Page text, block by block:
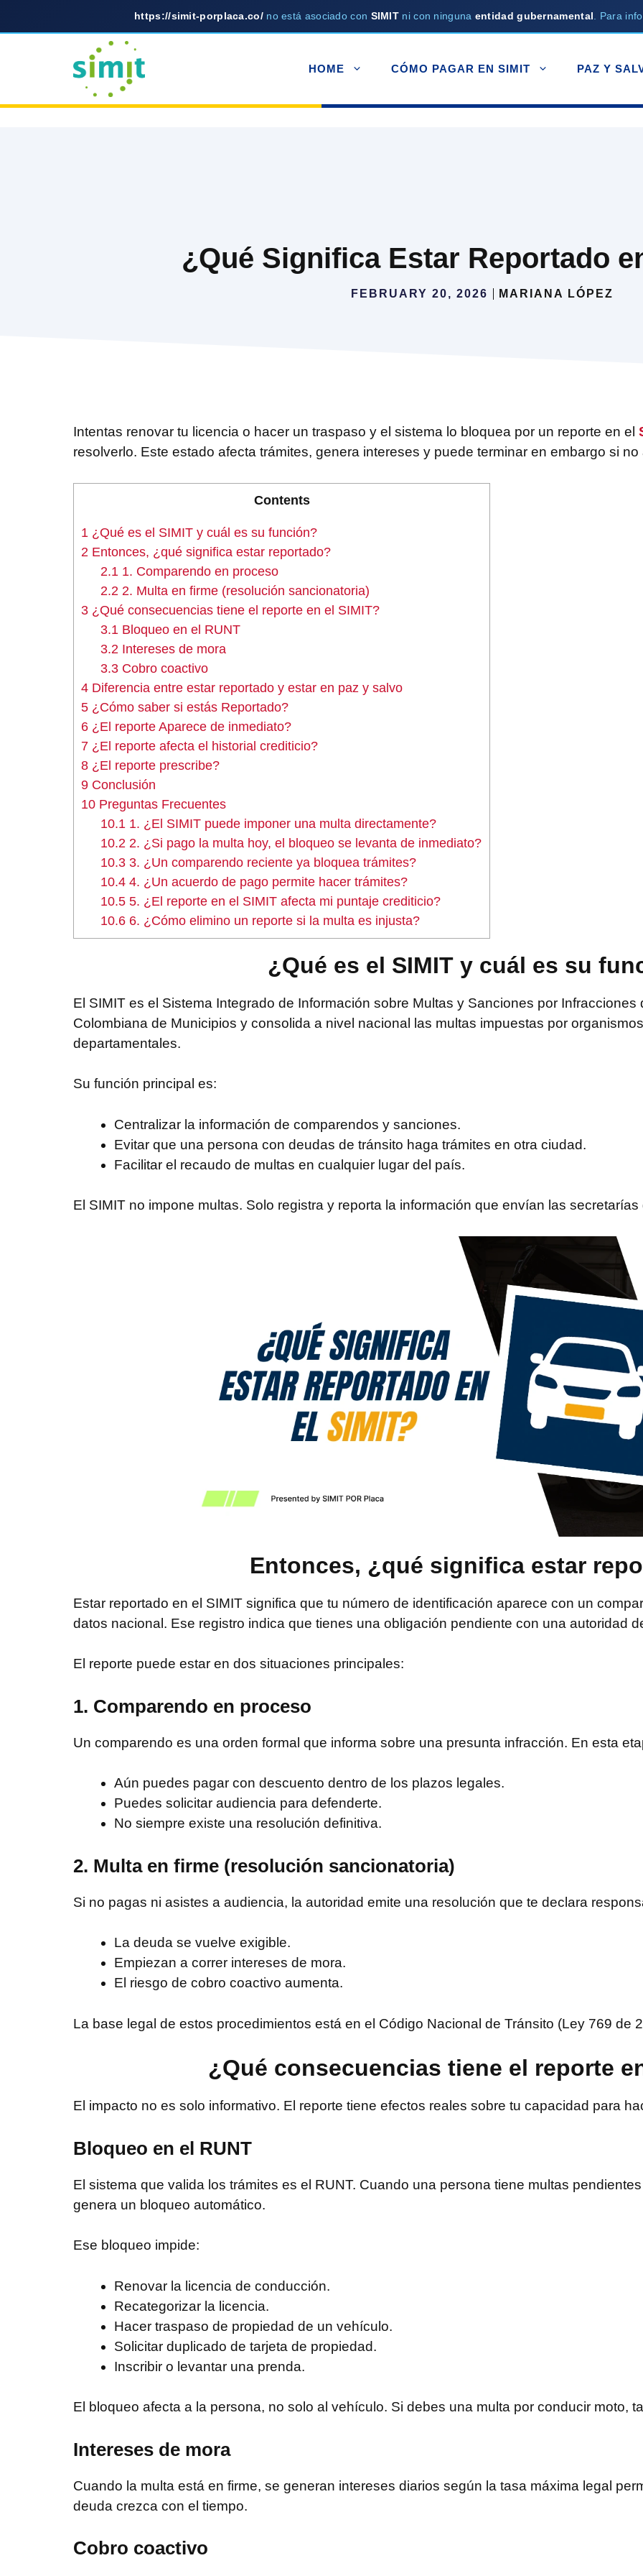
https://simit-porplaca.co/no está asociado con SIMIT ni con ninguna entidad gubernamental . Para
HOME CÓMO PAGAR EN SIMIT PAZ Y
¿Qué Significa Estar Reportado
FEBRUARY 20, 2026 MARIANA LÓPEZ
Intentas renovar tu licencia o hacer un traspaso y el sistema lo bloquea por un reporte en el
resolverlo. Este estado afecta trámites, genera intereses y puede terminar en embargo si
Contents
1 ¿Qué es el SIMIT y cuál es su función?
2 Entonces, ¿qué significa estar reportado?
2.1 1. Comparendo en proceso
2.2 2. Multa en firme (resolución sancionatoria)
3 ¿Qué consecuencias tiene el reporte en el SIMIT?
3.1 Bloqueo en el RUNT
3.2 Intereses de mora
3.3 Cobro coactivo
4 Diferencia entre estar reportado y estar en paz y salvo
5 ¿Cómo saber si estás Reportado?
6 ¿El reporte Aparece de inmediato?
7 ¿El reporte afecta el historial crediticio?
8 ¿El reporte prescribe?
9 Conclusión
10 Preguntas Frecuentes
10.1 1. ¿El SIMIT puede imponer una multa directamente?
10.2 2. ¿Si pago la multa hoy, el bloqueo se levanta de inmediato?
10.3 3. ¿Un comparendo reciente ya bloquea trámites?
10.4 4. ¿Un acuerdo de pago permite hacer trámites?
10.5 5. ¿El reporte en el SIMIT afecta mi puntaje crediticio?
10.6 6. ¿Cómo elimino un reporte si la multa es injusta?
¿Qué es el SIMIT y cuál es su
El SIMIT es el Sistema Integrado de Información sobre Multas y Sanciones por
Colombiana de Municipios y consolida a nivel nacional las multas impuestas por
departamentales.
Su función principal es:
Centralizar la información de comparendos y sanciones.
Evitar que una persona con deudas de tránsito haga trámites en otra ciudad.
Facilitar el recaudo de multas en cualquier lugar del país.
El SIMIT no impone multas. Solo registra y reporta la información que envían las secretarías
Entonces, ¿qué significa estar
Estar reportado en el SIMIT significa que tu número de identificación aparece con un
datos nacional. Ese registro indica que tienes una obligación pendiente con una autoridad
El reporte puede estar en dos situaciones principales:
1. Comparendo en proceso
Un comparendo es una orden formal que informa sobre una presunta infracción. En esta
Aún puedes pagar con descuento dentro de los plazos legales.
Puedes solicitar audiencia para defenderte.
No siempre existe una resolución definitiva.
2. Multa en firme (resolución sancionatoria)
Si no pagas ni asistes a audiencia, la autoridad emite una resolución que te declara
La deuda se vuelve exigible.
Empiezan a correr intereses de mora.
El riesgo de cobro coactivo aumenta.
La base legal de estos procedimientos está en el Código Nacional de Tránsito (Ley 769 de
¿Qué consecuencias tiene el reporte
El impacto no es solo informativo. El reporte tiene efectos reales sobre tu capacidad para
Bloqueo en el RUNT
El sistema que valida los trámites es el RUNT. Cuando una persona tiene multas
genera un bloqueo automático.
Ese bloqueo impide:
Renovar la licencia de conducción.
Recategorizar la licencia.
Hacer traspaso de propiedad de un vehículo.
Solicitar duplicado de tarjeta de propiedad.
Inscribir o levantar una prenda.
El bloqueo afecta a la persona, no solo al vehículo. Si debes una multa por conducir moto,
Intereses de mora
Cuando la multa está en firme, se generan intereses diarios según la tasa máxima legal
deuda crezca con el tiempo.
Cobro coactivo